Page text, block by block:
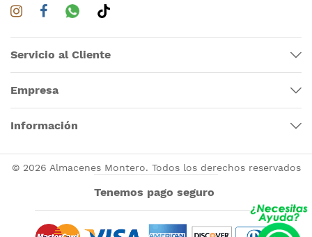
Servicio al Cliente
Empresa
Información
© 2026 Almacenes Montero. Todos los derechos reservados
Tenemos pago seguro